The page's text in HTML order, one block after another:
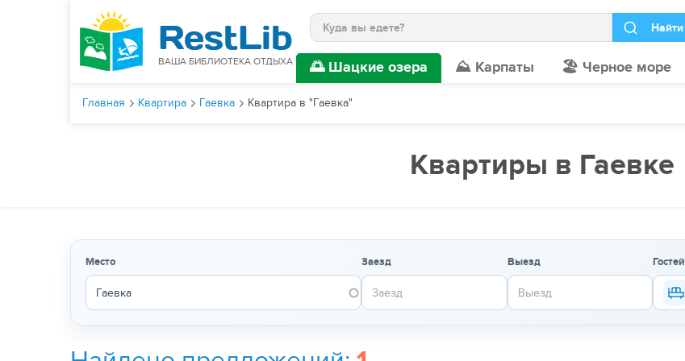
ВАША БИБЛИОТЕКА ОТДЫХА
Поиск
🌅 Шацкие озера ⛰️ Карпаты 🏖️ Черное море
Главная Квартира Гаевка Квартира в "Гаевка"
Квартиры в Гаевке
Место Заезд Выезд Гостей